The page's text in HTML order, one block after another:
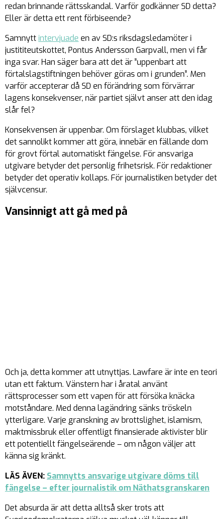
redan brinnande rättsskandal. Varför godkänner SD detta?
Eller är detta ett rent förbiseende?
Samnyttintervjuade en av SD:s riksdagsledamöter i
justititeutskottet, Pontus Andersson Garpvall, men vi får
inga svar. Han säger bara att det är ”uppenbart att
förtalslagstiftningen behöver göras om i grunden”. Men
varför accepterar då SD en förändring som förvärrar
lagens konsekvenser, när partiet självt anser att den idag
slår fel?
Konsekvensen är uppenbar. Om förslaget klubbas, vilket
det sannolikt kommer att göra, innebär en fällande dom
för grovt förtalautomatisktfängelse. För ansvariga
utgivare betyder det personlig frihetsrisk. För redaktioner
betyder det operativ kollaps. För journalistiken betyder det
självcensur.
Vansinnigt att gå med på
Och ja, detta kommer att utnyttjas. Lawfare är inte en teori
utan ett faktum. Vänstern har i åratal använt
rättsprocesser som ett vapen för att försöka knäcka
motståndare. Med denna lagändring sänks tröskeln
ytterligare. Varje granskning av brottslighet, islamism,
maktmissbruk eller offentligt finansierade aktivister blir
ett potentiellt fängelseärende – om någon väljer att
känna sig kränkt.
LÄS ÄVEN: Samnytts ansvarige utgivare döms till
fängelse – efter journalistik om Näthatsgranskaren
Det absurda är att detta alltså sker trots att